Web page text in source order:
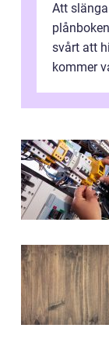
Att
svårt att
kommer